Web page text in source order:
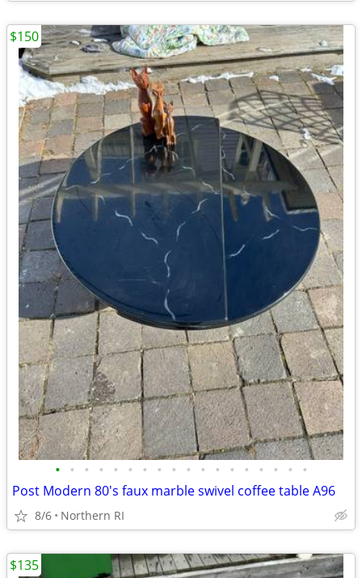
• • • • • • • • • • • • • • • • • •
Post Modern 80's faux marble swivel coffee table A96
8/6 Northern RI
$150
$135